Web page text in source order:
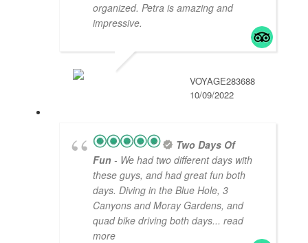
organized. Petra is amazing and
impressive.
VOYAGE283688
10/09/2022
Two Days Of
Fun - We had two different days with
these guys, and had great fun both
days. Diving in the Blue Hole, 3
Canyons and Moray Gardens, and
quad bike driving both days... read
more